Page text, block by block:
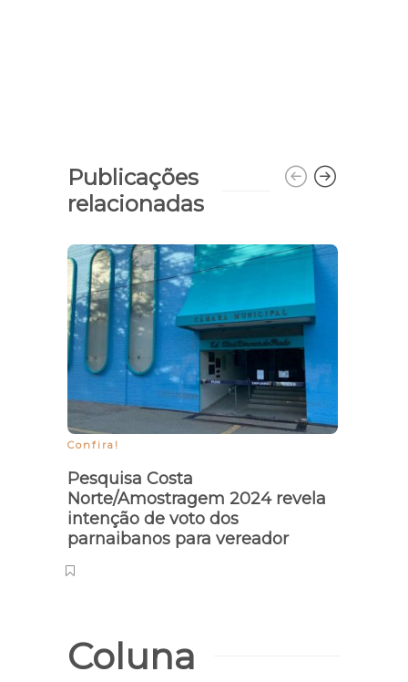
Publicações
relacionadas
Confira!
Pesquisa Costa
Norte/Amostragem 2024 revela
intenção de voto dos
parnaibanos para vereador
Coluna